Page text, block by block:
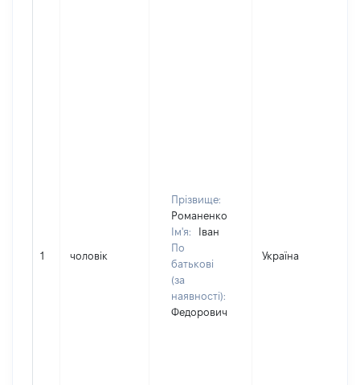
1 чоловік
Прізвище:
Романенко
Ім'я:
Іван
По
батькові
(за
наявності):
Федорович
Україна